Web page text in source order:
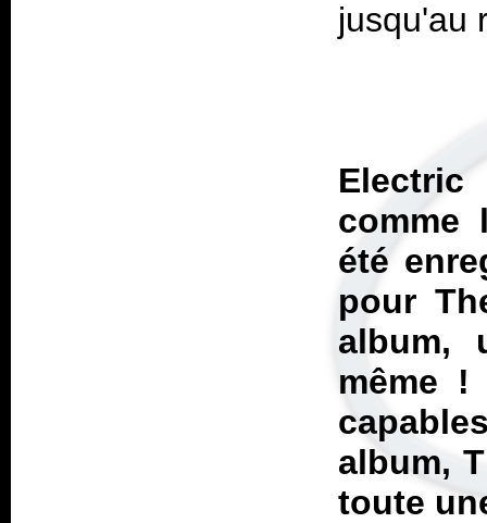
Electric
comme
été
pour
album,
même
album,
toute